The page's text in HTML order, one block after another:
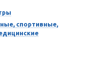
спортивные,